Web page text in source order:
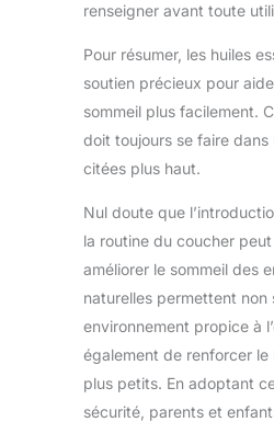
renseigner avant toute
Pour résumer, les huiles
soutien précieux pour
sommeil plus facilement.
doit toujours se faire
citées plus haut.
Nul doute que
la routine du coucher
améliorer le sommeil des
naturelles permettent non
environnement propice à
également de renforcer
plus petits. En adoptant
sécurité, parents et